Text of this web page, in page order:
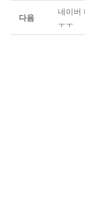
다음
네이버
ㅜㅜ